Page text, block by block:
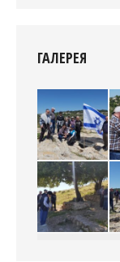
ГАЛЕРЕЯ